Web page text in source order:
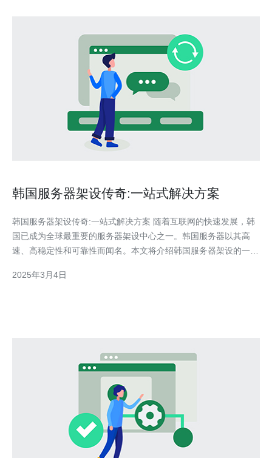
韩国服务器架设传奇:一站式解决方案
韩国服务器架设传奇:一站式解决方案 随着互联网的快速发展，韩
国已成为全球最重要的服务器架设中心之一。韩国服务器以其高
速、高稳定性和可靠性而闻名。本文将介绍韩国服务器架设的一站
务器之前，首先需要选择合适的服务器。韩国提供各种类型的服务
2025年3月4日